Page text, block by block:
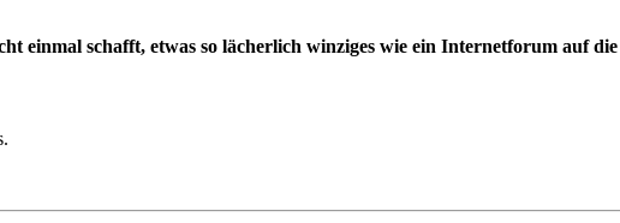
einmal schafft, etwas so lächerlich winziges wie ein Internetforum auf